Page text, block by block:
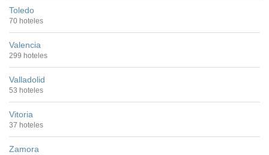
Toledo
70 hoteles
Valencia
299 hoteles
Valladolid
53 hoteles
Vitoria
37 hoteles
Zamora